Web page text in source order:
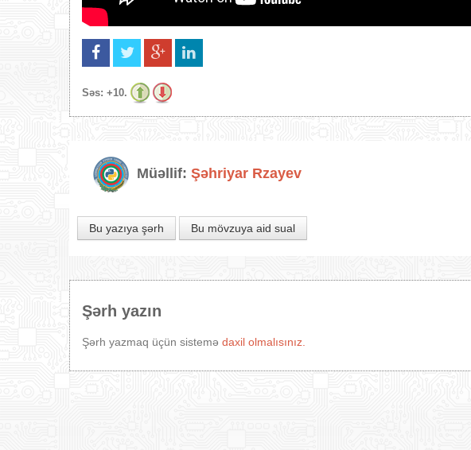
Səs: +10.
Müəllif: Şəhriyar Rzayev
Bu yazıya şərh Bu mövzuya aid sual
Şərh yazın
Şərh yazmaq üçün sistemə daxil olmalısınız.